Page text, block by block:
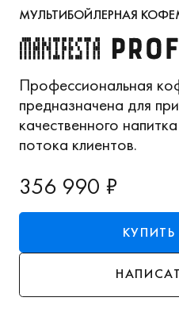
МУЛЬТИБОЙЛЕРНАЯ
Профессиональная
предназначена для
качественного
потока клиентов.
356 990 ₽
КУПИТЬ